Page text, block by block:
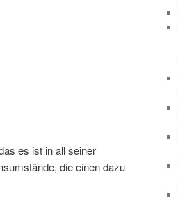
es ist in all seiner
die einen dazu